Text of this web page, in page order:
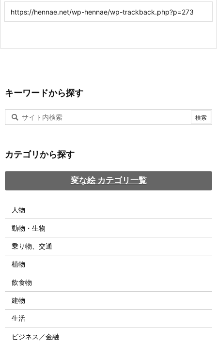
キーワードから探す
カテゴリから探す
変な絵 カテゴリ一覧
人物
動物・生物
乗り物、交通
植物
飲食物
建物
生活
ビジネス／金融